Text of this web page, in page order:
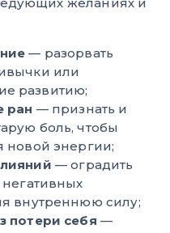
— разорвать
или
развитию;
ран — признать и
боль, чтобы
новой энергии;
— оградить
негативных
внутреннюю силу;
потери себя —